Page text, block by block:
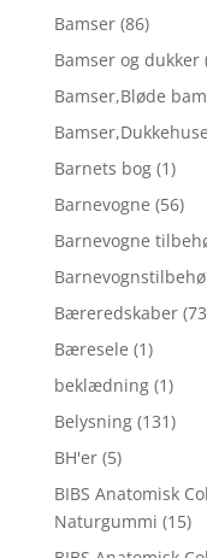
Bamser (86)
Bamser og dukker
Bamser,Bløde
Barnets bog (1)
Barnevogne (56)
Barnevogne
Bæreredskaber
Bæresele (1)
beklædning (1)
Belysning (131)
BH'er (5)
BIBS Anatomisk
Naturgummi (15)